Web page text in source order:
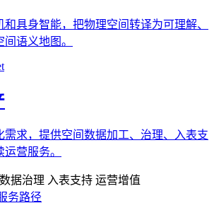
具身智能，把物理空间转译为可理解、
语义地图。
需求，提供空间数据加工、治理、入表支
营服务。
数据治理 入表支持 运营增值
务路径